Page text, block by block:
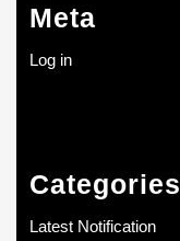
Meta
Log in
Categories
Latest Notification